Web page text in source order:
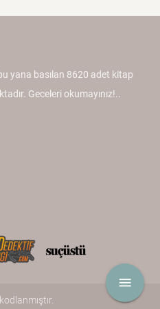
menu
yana basılan 8620 adet kitap
Geceleri okumayınız!..